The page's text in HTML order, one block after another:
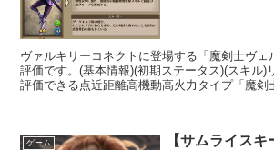
ヴァルキリーコネクトに登場する「魔剣士ヴェ
評価です。(基本情報)(初期ステータス)(スキル)
評価できる点近距離高機動高火力タイプ「魔剣
ゲーム
【サムライス